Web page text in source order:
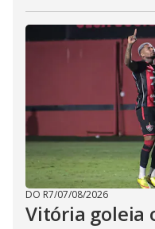
DO R7/07/08/2026
Vitória goleia